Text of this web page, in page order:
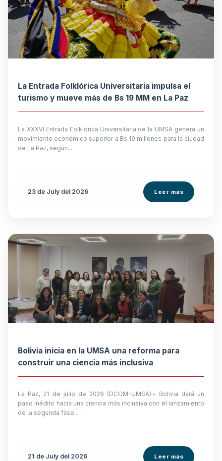
La Entrada Folklórica Universitaria impulsa el
turismo y mueve más de Bs 19 MM en La Paz
La XXXVI Entrada Folklórica Universitaria de la UMSA genera un
movimiento económico superior a Bs 19 millones para la ciudad
de La Paz, según...
23 de July del 2026 Leer más
Bolivia inicia en la UMSA una reforma para
construir una ciencia más inclusiva
La Paz, 21 de julio de 2026 (DCOM-UMSA).- Bolivia dará un
paso inédito hacia una ciencia más inclusiva con el lanzamiento
de la segunda fase...
21 de July del 2026 Leer más